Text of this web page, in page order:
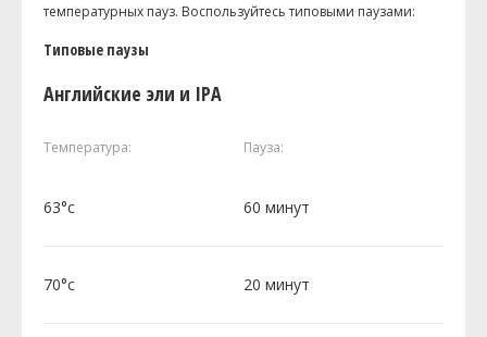
температурных пауз. Воспользуйтесь типовыми паузами:
Типовые паузы
Английские эли и IPA
Температура: Пауза:
63°c 60 минут
70°c 20 минут